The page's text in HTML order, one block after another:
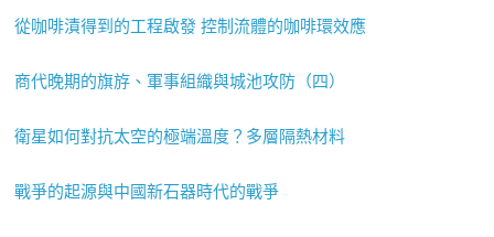
從咖啡漬得到的工程啟發 控制流體的咖啡環效應
商代晚期的旗斿、軍事組織與城池攻防（四）
衛星如何對抗太空的極端溫度？多層隔熱材料
戰爭的起源與中國新石器時代的戰爭